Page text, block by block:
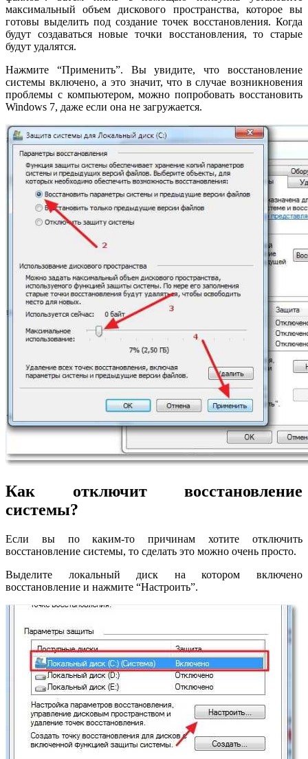
максимальный объем дискового пространства, которое вы
готовы выделить под создание точек восстановления. Когда
будут создаваться новые точки восстановления, то старые
будут удалятся.
Нажмите “Применить”. Вы увидите, что восстановление
системы включено, а это значит, что в случае возникновения
проблемы с компьютером, можно попробовать восстановить
Windows 7, даже если она не загружается.
Как отключит восстановление
системы?
Если вы по каким-то причинам хотите отключить
восстановление системы, то сделать это можно очень просто.
Выделите локальный диск на котором включено
восстановление и нажмите “Настроить”.